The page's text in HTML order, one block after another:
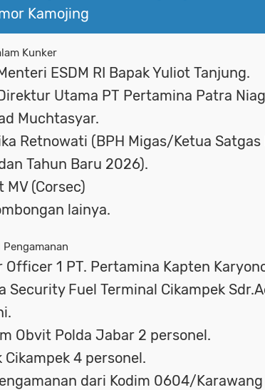
Kamojing
Kunker
ESDM RI Bapak Yuliot Tanjung.
Utama PT Pertamina Patra
Muchtasyar.
Retnowati (BPH Migas/Ketua Satgas
Tahun Baru 2026).
MV (Corsec)
lainya.
1 PT. Pertamina Kapten
Security Fuel Terminal Cikampek
Obvit Polda Jabar 2 personel.
Cikampek 4 personel.
dari Kodim 0604/